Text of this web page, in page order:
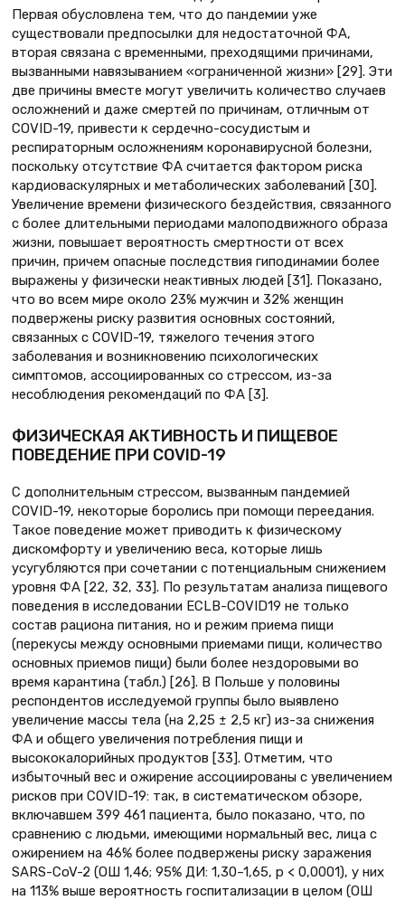
Первая обусловлена тем, что до пандемии уже
существовали предпосылки для недостаточной ФА,
вторая связана с временными, преходящими причинами,
вызванными навязыванием «ограниченной жизни» [29]. Эти
две причины вместе могут увеличить количество случаев
осложнений и даже смертей по причинам, отличным от
COVID-19, привести к сердечно-сосудистым и
респираторным осложнениям коронавирусной болезни,
поскольку отсутствие ФА считается фактором риска
кардиоваскулярных и метаболических заболеваний [30].
Увеличение времени физического бездействия, связанного
с более длительными периодами малоподвижного образа
жизни, повышает вероятность смертности от всех
причин, причем опасные последствия гиподинамии более
выражены у физически неактивных людей [31]. Показано,
что во всем мире около 23% мужчин и 32% женщин
подвержены риску развития основных состояний,
связанных с COVID-19, тяжелого течения этого
заболевания и возникновению психологических
симптомов, ассоциированных со стрессом, из-за
несоблюдения рекомендаций по ФА [3].
ФИЗИЧЕСКАЯ АКТИВНОСТЬ И ПИЩЕВОЕ
ПОВЕДЕНИЕ ПРИ COVID-19
С дополнительным стрессом, вызванным пандемией
COVID-19, некоторые боролись при помощи переедания.
Такое поведение может приводить к физическому
дискомфорту и увеличению веса, которые лишь
усугубляются при сочетании с потенциальным снижением
уровня ФА [22, 32, 33]. По результатам анализа пищевого
поведения в исследовании ECLB-COVID19 не только
состав рациона питания, но и режим приема пищи
(перекусы между основными приемами пищи, количество
основных приемов пищи) были более нездоровыми во
время карантина (табл.) [26]. В Польше у половины
респондентов исследуемой группы было выявлено
увеличение массы тела (на 2,25 ± 2,5 кг) из-за снижения
ФА и общего увеличения потребления пищи и
высококалорийных продуктов [33]. Отметим, что
избыточный вес и ожирение ассоциированы с увеличением
рисков при COVID-19: так, в систематическом обзоре,
включавшем 399 461 пациента, было показано, что, по
сравнению с людьми, имеющими нормальный вес, лица с
ожирением на 46% более подвержены риску заражения
SARS-CoV-2 (OШ 1,46; 95% ДИ: 1,30–1,65, p < 0,0001), у них
на 113% выше вероятность госпитализации в целом (ОШ